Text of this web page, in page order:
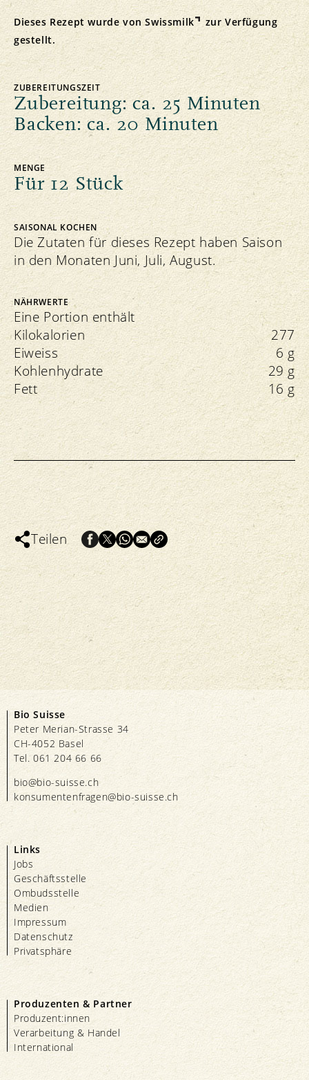
Dieses Rezept wurde vonSwissmilk
zur Verfügung
gestellt.
ZUBEREITUNGSZEIT
Zubereitung: ca. 25 Minuten
Backen: ca. 20 Minuten
MENGE
Für 12 Stück
SAISONAL KOCHEN
Die Zutaten für dieses Rezept haben Saison
in den Monaten Juni, Juli, August.
NÄHRWERTE
Eine Portion enthält
Kilokalorien
277
Eiweiss
6 g
Kohlenhydrate
29 g
Fett
16 g
Teilen
Bio Suisse
Peter Merian-Strasse 34
CH-4052 Basel
Tel. 061 204 66 66
bio@bio-suisse.ch
konsumentenfragen@bio-suisse.ch
Links
Jobs
Geschäftsstelle
Ombudsstelle
Medien
Impressum
Datenschutz
Privatsphäre
Produzenten & Partner
Produzent:innen
Verarbeitung & Handel
International